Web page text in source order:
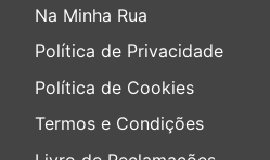
Na Minha Rua
Política de Privacidade
Política de Cookies
Termos e Condições